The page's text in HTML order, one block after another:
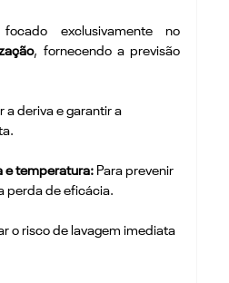
, fornecendo a previsão
a deriva e garantir a
e temperatura: Para prevenir
perda de eficácia.
o risco de lavagem imediata